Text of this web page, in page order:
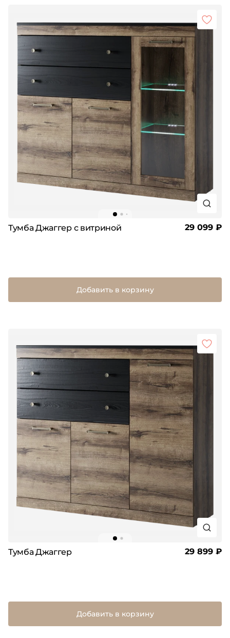
Тумба Джаггер с витриной 29 099 ₽
Добавить в корзину
Тумба Джаггер 29 899 ₽
Добавить в корзину